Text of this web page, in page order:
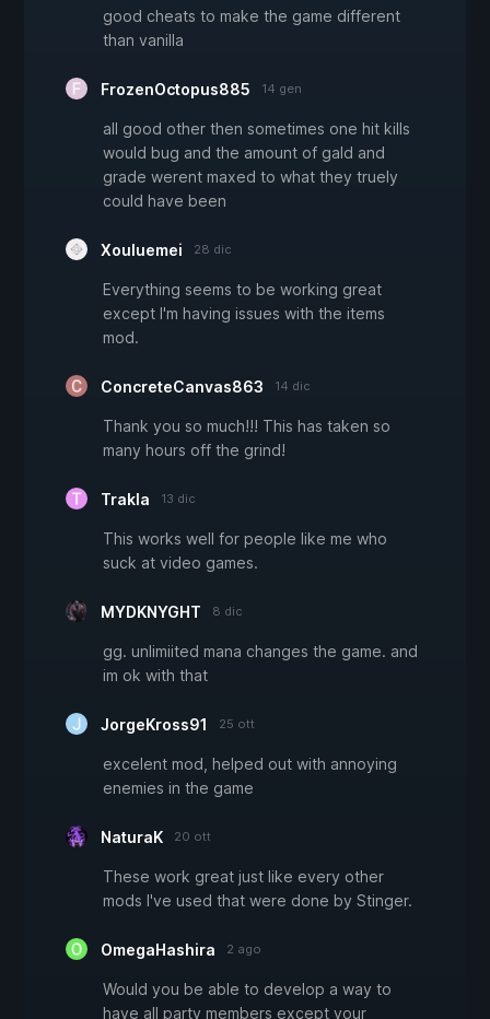
good cheats to make the game different
than vanilla
FrozenOctopus885 14 gen
all good other then sometimes one hit kills
would bug and the amount of gald and
grade werent maxed to what they truely
could have been
Xouluemei 28 dic
Everything seems to be working great
except I'm having issues with the items
mod.
ConcreteCanvas863 14 dic
Thank you so much!!! This has taken so
many hours off the grind!
Trakla 13 dic
This works well for people like me who
suck at video games.
MYDKNYGHT 8 dic
gg. unlimiited mana changes the game. and
im ok with that
JorgeKross91 25 ott
excelent mod, helped out with annoying
enemies in the game
NaturaK 20 ott
These work great just like every other
mods I've used that were done by Stinger.
OmegaHashira 2 ago
Would you be able to develop a way to
have all party members except your